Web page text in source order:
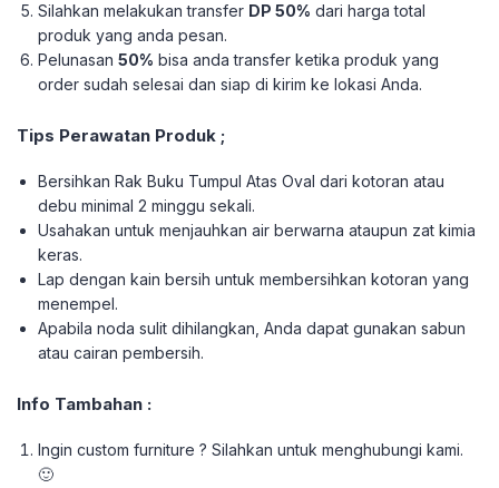
Silahkan melakukan transfer DP 50% dari harga total
produk yang anda pesan.
Pelunasan50% bisa anda transfer ketika produk yang
order sudah selesai dan siap di kirim ke lokasi Anda.
Tips Perawatan Produk ;
Bersihkan Rak Buku Tumpul Atas Oval dari kotoran atau
debu minimal 2 minggu sekali.
Usahakan untuk menjauhkan air berwarna ataupun zat kimia
keras.
Lap dengan kain bersih untuk membersihkan kotoran yang
menempel.
Apabila noda sulit dihilangkan, Anda dapat gunakan sabun
atau cairan pembersih.
Info Tambahan :
Ingin custom furniture ? Silahkan untuk menghubungi kami.
🙂